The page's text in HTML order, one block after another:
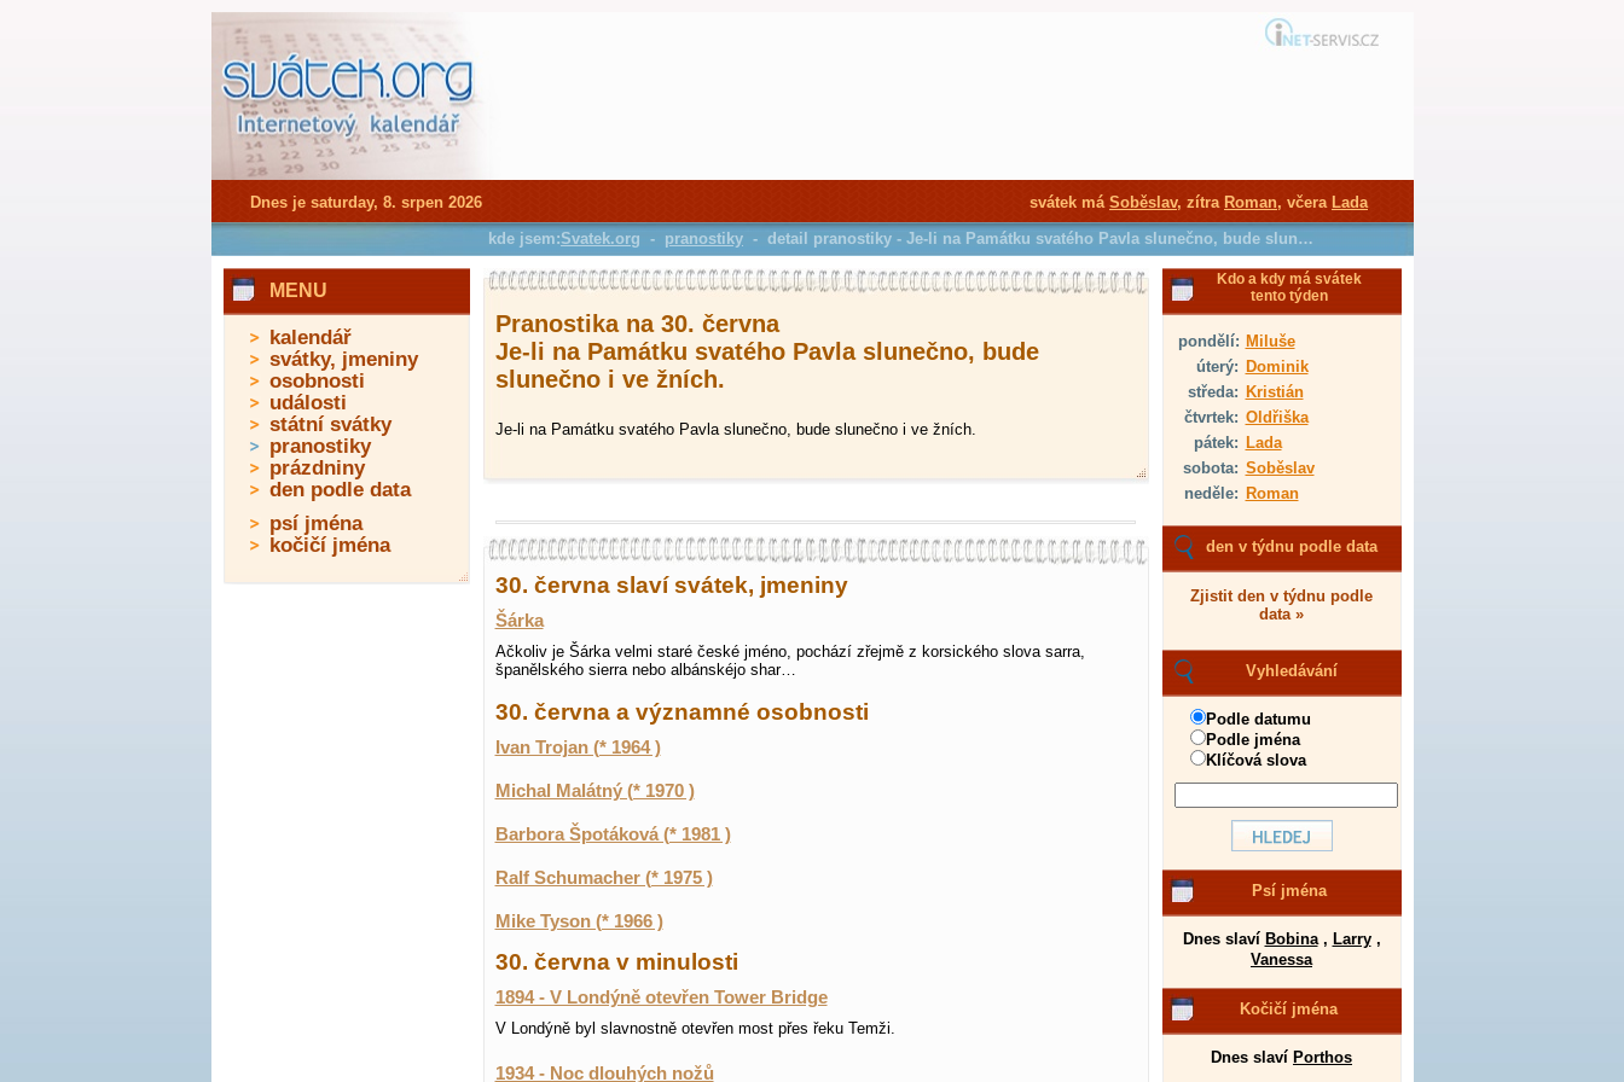
Pranostika na 30. června
Je-li na Památku svatého Pavla slunečno, bude
slunečno i ve žních.
Je-li na Památku svatého Pavla slunečno, bude slunečno i ve žních.
30. června slaví svátek, jmeniny
Šárka
Ačkoliv je Šárka velmi staré české jméno, pochází zřejmě z korsického slova sarra,
španělského sierra nebo albánskéjo shar…
30. června a významné osobnosti
Ivan Trojan (* 1964 )
Michal Malátný (* 1970 )
Barbora Špotáková (* 1981 )
Ralf Schumacher (* 1975 )
Mike Tyson (* 1966 )
30. června v minulosti
1894 - V Londýně otevřen Tower Bridge
V Londýně byl slavnostně otevřen most přes řeku Temži.
1934 - Noc dlouhých nožů
Kdo a kdy má svátek
tento týden
pondělí: Miluše
úterý: Dominik
středa: Kristián
čtvrtek: Oldřiška
pátek: Lada
sobota: Soběslav
neděle: Roman
den v týdnu podle data
Zjistit den v týdnu podle
data »
Vyhledávání
Podle datumu
Podle jména
Klíčová slova
Psí jména
Dnes slaví Bobina, Larry,
Vanessa
Kočičí jména
Dnes slaví Porthos
MENU
kalendář
svátky, jmeniny
osobnosti
události
státní svátky
pranostiky
prázdniny
den podle data
psí jména
kočičí jména
Dnes je saturday, 8. srpen 2026 svátek má Soběslav, zítra Roman, včera Lada
kde jsem:Svatek.org - pranostiky - detail pranostiky - Je-li na Památku svatého Pavla slunečno, bude slun…